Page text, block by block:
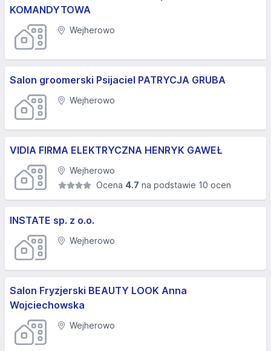
KOMANDYTOWA
Wejherowo
Salon groomerski Psijaciel PATRYCJA GRUBA
Wejherowo
VIDIA FIRMA ELEKTRYCZNA HENRYK GAWEŁ
Wejherowo
Ocena 4.7 na podstawie 10 ocen
INSTATE sp. z o.o.
Wejherowo
Salon Fryzjerski BEAUTY LOOK Anna
Wojciechowska
Wejherowo